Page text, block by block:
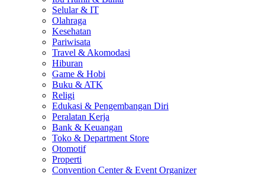
Selular & IT
Olahraga
Kesehatan
Pariwisata
Travel & Akomodasi
Hiburan
Game & Hobi
Buku & ATK
Religi
Edukasi & Pengembangan Diri
Peralatan Kerja
Bank & Keuangan
Toko & Department Store
Otomotif
Properti
Convention Center & Event Organizer